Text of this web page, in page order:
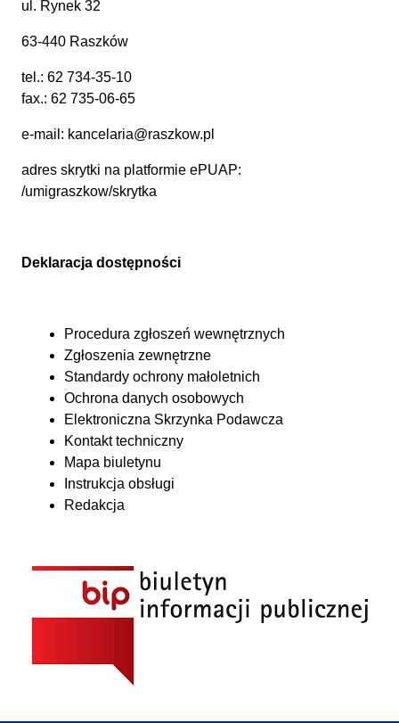
ul. Rynek 32
63-440 Raszków
tel.: 62 734-35-10
fax.: 62 735-06-65
e-mail: kancelaria@raszkow.pl
adres skrytki na platformie ePUAP:
/umigraszkow/skrytka
Deklaracja dostępności
Procedura zgłoszeń wewnętrznych
Zgłoszenia zewnętrzne
Standardy ochrony małoletnich
Ochrona danych osobowych
Elektroniczna Skrzynka Podawcza
Kontakt techniczny
Mapa biuletynu
Instrukcja obsługi
Redakcja